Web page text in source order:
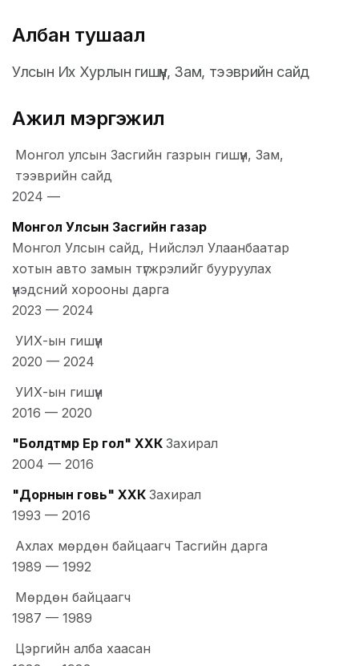
Албан тушаал
Улсын Их Хурлын гишүүн, Зам, тээврийн сайд
Ажил мэргэжил
Монгол улсын Засгийн газрын гишүүн, Зам,
тээврийн сайд
2024 —
Монгол Улсын Засгийн газар
Монгол Улсын сайд, Нийслэл Улаанбаатар
хотын авто замын түгжрэлийг бууруулах
үнэдсний хорооны дарга
2023 — 2024
УИХ-ын гишүүн
2020 — 2024
УИХ-ын гишүүн
2016 — 2020
"Болдтөмөр Ерөө гол" ХХК Захирал
2004 — 2016
"Дорнын говь" ХХК Захирал
1993 — 2016
Ахлах мөрдөн байцаагч Тасгийн дарга
1989 — 1992
Мөрдөн байцаагч
1987 — 1989
Цэргийн алба хаасан